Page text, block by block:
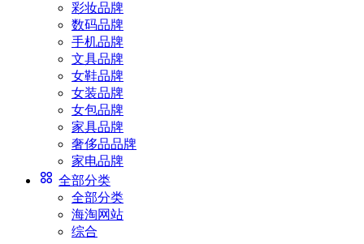
彩妆品牌
数码品牌
手机品牌
文具品牌
女鞋品牌
女装品牌
女包品牌
家具品牌
奢侈品品牌
家电品牌
全部分类
全部分类
海淘网站
综合